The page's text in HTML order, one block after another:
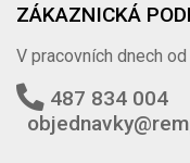
ZÁKAZNICKÁ
V pracovních dnech
487 834 004